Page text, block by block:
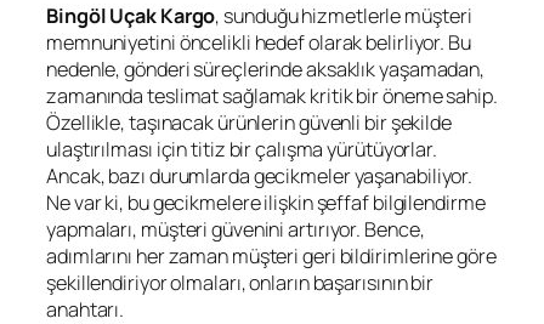
Bingöl Uçak Kargo, sunduğu hizmetlerle müşteri
memnuniyetini öncelikli hedef olarak belirliyor. Bu
nedenle, gönderi süreçlerinde aksaklık yaşamadan,
zamanında teslimat sağlamak kritik bir öneme sahip.
Özellikle, taşınacak ürünlerin güvenli bir şekilde
ulaştırılması için titiz bir çalışma yürütüyorlar.
Ancak, bazı durumlarda gecikmeler yaşanabiliyor.
Ne var ki, bu gecikmelere ilişkin şeffaf bilgilendirme
yapmaları, müşteri güvenini artırıyor. Bence,
adımlarını her zaman müşteri geri bildirimlerine göre
şekillendiriyor olmaları, onların başarısının bir
anahtarı.